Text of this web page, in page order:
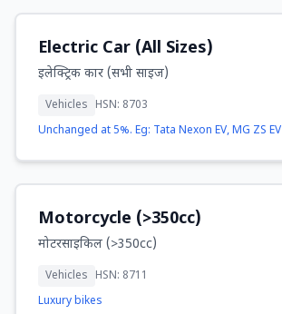
Electric Car (All Sizes)
इलेक्ट्रिक कार (सभी साइज)
Vehicles
HSN: 8703
Unchanged at 5%. Eg: Tata Nexon EV, MG ZS EV
Motorcycle (>350cc)
मोटरसाइकिल (>350cc)
Vehicles
HSN: 8711
Luxury bikes